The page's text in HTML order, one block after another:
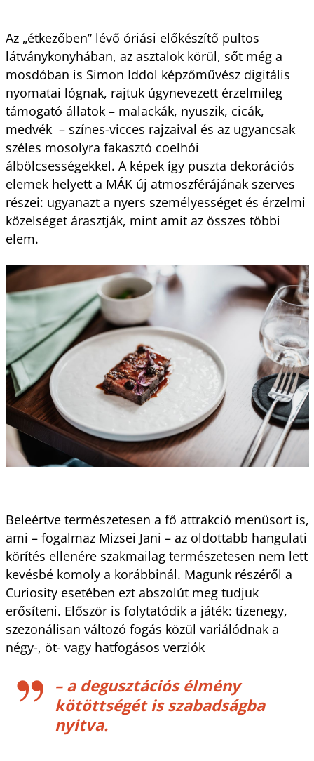
Az „étkezőben” lévő óriási előkészítő pultos
látványkonyhában, az asztalok körül, sőt még a
mosdóban is Simon Iddol képzőművész digitális
nyomatai lógnak, rajtuk úgynevezett érzelmileg
támogató állatok – malackák, nyuszik, cicák,
medvék – színes-vicces rajzaival és az ugyancsak
széles mosolyra fakasztó coelhói
álbölcsességekkel. A képek így puszta dekorációs
elemek helyett a MÁK új atmoszférájának szerves
részei: ugyanazt a nyers személyességet és érzelmi
közelséget árasztják, mint amit az összes többi
elem.
Beleértve természetesen a fő attrakció menüsort is,
ami – fogalmaz Mizsei Jani – az oldottabb hangulati
körítés ellenére szakmailag természetesen nem lett
kevésbé komoly a korábbinál. Magunk részéről a
Curiosity esetében ezt abszolút meg tudjuk
erősíteni. Először is folytatódik a játék: tizenegy,
szezonálisan változó fogás közül variálódnak a
négy-, öt- vagy hatfogásos verziók
– a degusztációs élmény
kötöttségét is szabadságba
nyitva.